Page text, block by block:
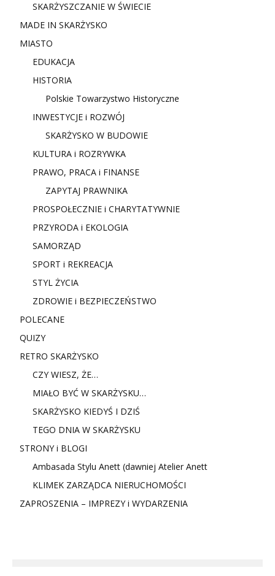
SKARŻYSZCZANIE W ŚWIECIE
MADE IN SKARŻYSKO
MIASTO
EDUKACJA
HISTORIA
Polskie Towarzystwo Historyczne
INWESTYCJE i ROZWÓJ
SKARŻYSKO W BUDOWIE
KULTURA i ROZRYWKA
PRAWO, PRACA i FINANSE
ZAPYTAJ PRAWNIKA
PROSPOŁECZNIE i CHARYTATYWNIE
PRZYRODA i EKOLOGIA
SAMORZĄD
SPORT i REKREACJA
STYL ŻYCIA
ZDROWIE i BEZPIECZEŃSTWO
POLECANE
QUIZY
RETRO SKARŻYSKO
CZY WIESZ, ŻE…
MIAŁO BYĆ W SKARŻYSKU…
SKARŻYSKO KIEDYŚ I DZIŚ
TEGO DNIA W SKARŻYSKU
STRONY i BLOGI
Ambasada Stylu Anett (dawniej Atelier Anett
KLIMEK ZARZĄDCA NIERUCHOMOŚCI
ZAPROSZENIA – IMPREZY i WYDARZENIA